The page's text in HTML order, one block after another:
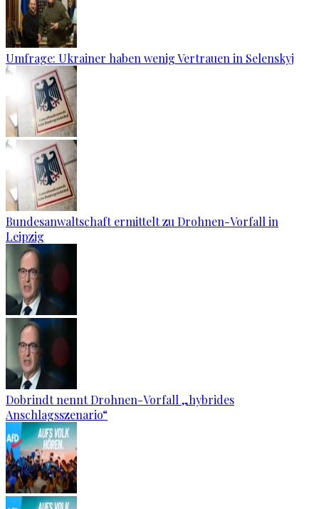
Umfrage: Ukrainer haben wenig Vertrauen in Selenskyj
Bundesanwaltschaft ermittelt zu Drohnen-Vorfall in
Leipzig
Dobrindt nennt Drohnen-Vorfall „hybrides
Anschlagsszenario“